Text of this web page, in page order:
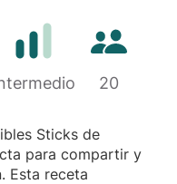
preparaciónCantidad
20
Sticks de
para compartir y
Esta receta